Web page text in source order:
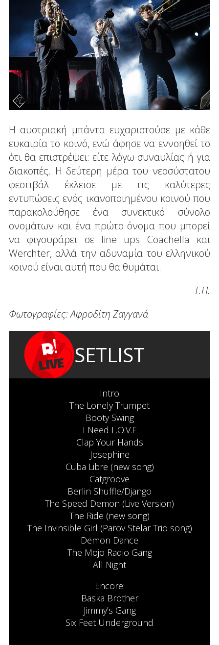
Η αυστριακή μπάντα ευχαριστούσε με κάθε
ευκαιρία το κοινό, ενώ άφησε να εννοηθεί το
ότι θα επιστρέψει: είτε λόγω συναυλίας ή για
διακοπές. Η δεύτερη μέρα του νεοσύστατου
φεστιβάλ έκλεισε με τις καλύτερες
εντυπώσεις ενός ικανοποιημένου κοινού που
παρακολούθησε ένα συνεκτικό σύνολο
ονομάτων και ένα πρώτο όνομα που μπορεί
να φιγουράρει σε line ups Coachella και
Werchter, αλλά την αδυναμία του ελληνικού
κοινού είναι αυτή που θα θυμάται.
Τ.Π.
Φωτογραφίες: Αφροδίτη Ζαγγανά
SETLIST
Intro
The Lonely Trumpet
Booty Swing
I Need L.O.V.E
Clap Your Hands
Josephine
Cuba Libre (new song)
Catgroove
Berlin Shuffle/Django
The Speed Demon (Live Version)
The Ride (new song)
The Invinsible Girl (Parov Stelar Trio song)
Demon Dance
The Mojo Radio Gang
All Night
Encore:
Baska Brother
Jimmy’s Gang
Six Feet Underground